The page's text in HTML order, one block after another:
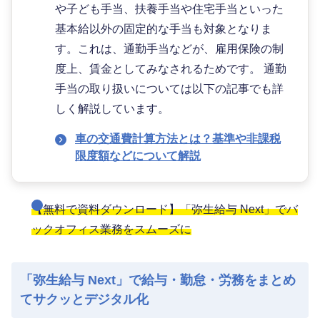
や子ども手当、扶養手当や住宅手当といった
基本給以外の固定的な手当も対象となりま
す。これは、通勤手当などが、雇用保険の制
度上、賃金としてみなされるためです。 通勤
手当の取り扱いについては以下の記事でも詳
しく解説しています。
車の交通費計算方法とは？基準や非課税
限度額などについて解説
【無料で資料ダウンロード】「弥生給与 Next」でバ
ックオフィス業務をスムーズに
「弥生給与 Next」で給与・勤怠・労務をまとめ
てサクッとデジタル化